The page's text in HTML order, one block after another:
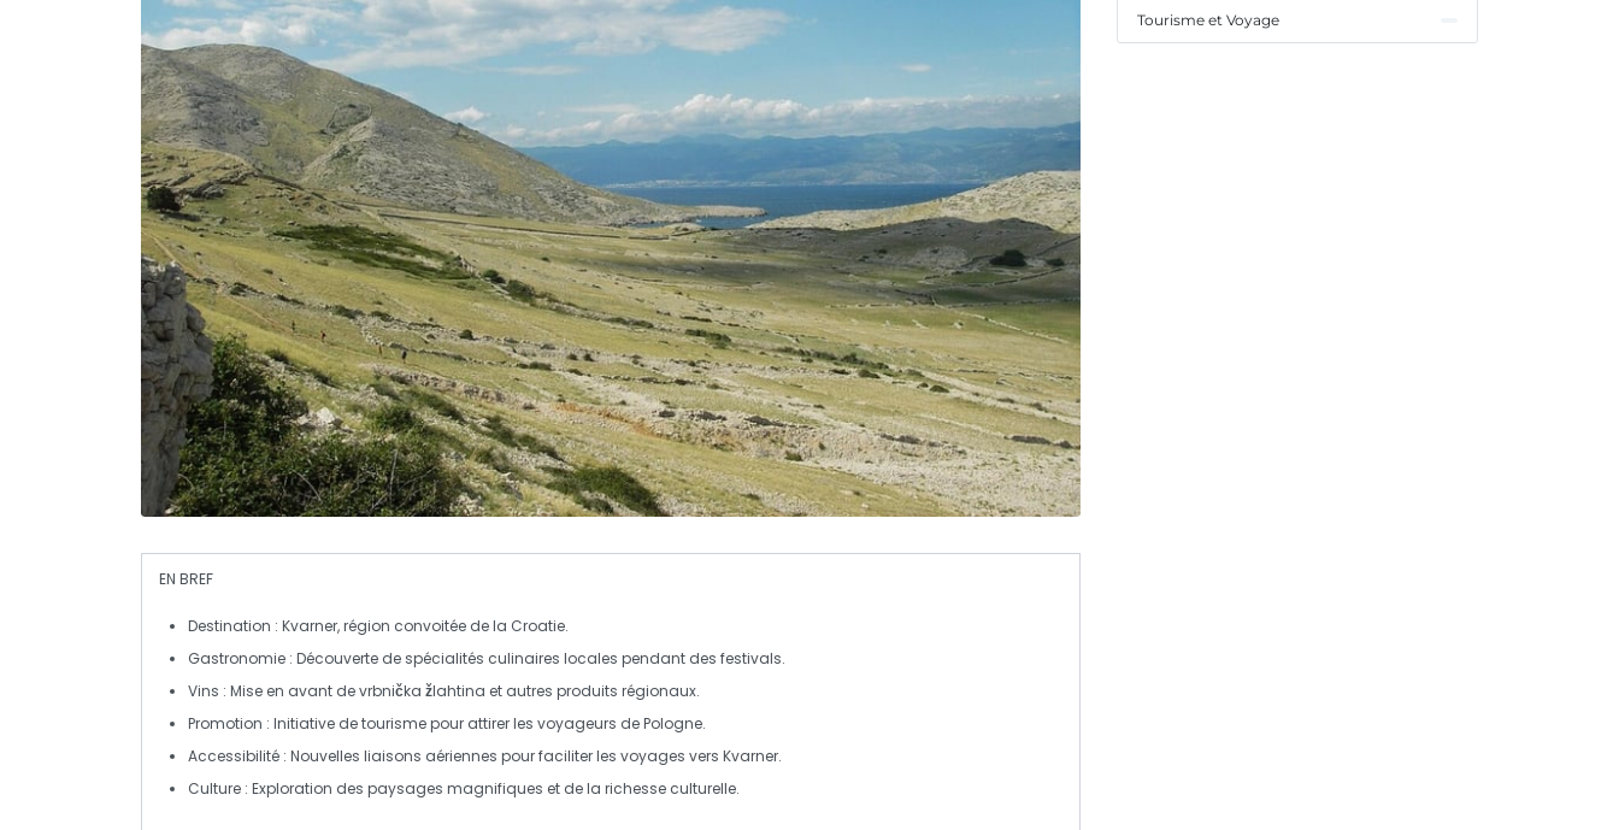
EN BREF
Destination : Kvarner, région convoitée de la Croatie.
Gastronomie : Découverte de spécialités culinaires locales pendant des festivals.
Vins : Mise en avant devrbnička žlahtina et autres produits régionaux.
Promotion : Initiative de tourisme pour attirer les voyageurs dePologne.
Accessibilité : Nouvelles liaisons aériennes pour faciliter les voyages vers Kvarner.
Culture : Exploration des paysages magnifiques et de la richesse culturelle.
Tourisme et Voyage